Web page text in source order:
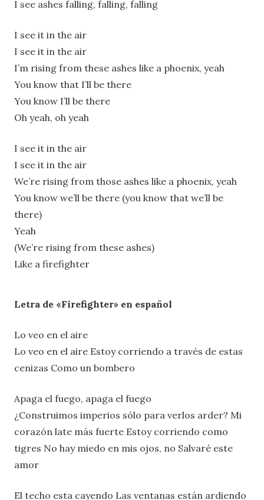
I see ashes falling, falling, falling
I see it in the air
I see it in the air
I’m rising from these ashes like a phoenix, yeah
You know that I’ll be there
You know I’ll be there
Oh yeah, oh yeah
I see it in the air
I see it in the air
We’re rising from those ashes like a phoenix, yeah
You know we’ll be there (you know that we’ll be
there)
Yeah
(We’re rising from these ashes)
Like a firefighter
Letra de «Firefighter» en español
Lo veo en el aire
Lo veo en el aire Estoy corriendo a través de estas
cenizas Como un bombero
Apaga el fuego, apaga el fuego
¿Construimos imperios sólo para verlos arder? Mi
corazón late más fuerte Estoy corriendo como
tigres No hay miedo en mis ojos, no Salvaré este
amor
El techo esta cayendo Las ventanas están ardiendo